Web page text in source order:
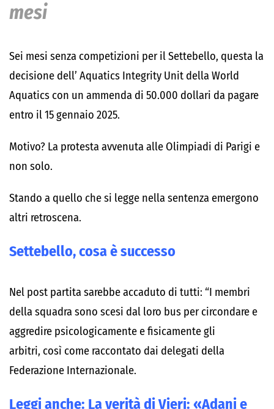
mesi
Sei mesi senza competizioni per il Settebello, questa la
decisione dell’ Aquatics Integrity Unit della World
Aquatics con un ammenda di 50.000 dollari da pagare
entro il 15 gennaio 2025.
Motivo? La protesta avvenuta alle Olimpiadi di Parigi e
non solo.
Stando a quello che si legge nella sentenza emergono
altri retroscena.
Settebello, cosa è successo
Nel post partita sarebbe accaduto di tutti: “I membri
della squadra sono scesi dal loro bus per circondare e
aggredire psicologicamente e fisicamente gli
arbitri, così come raccontato dai delegati della
Federazione Internazionale.
Leggi anche: La verità di Vieri: «Adani e